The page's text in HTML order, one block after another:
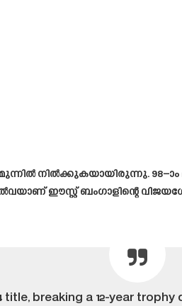
നിൽക്കുകയായിരുന്നു.
സിൽവയാണ് ഈസ്റ്റ്
title, breaking a 12-year